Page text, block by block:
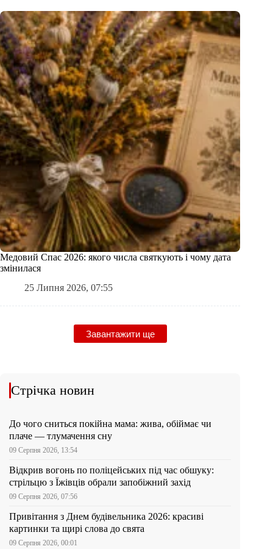
Медовий Спас 2026: якого числа святкують і чому дата
змінилася
25 Липня 2026, 07:55
Завантажити ще
Стрічка новин
До чого сниться покійна мама: жива, обіймає чи
плаче — тлумачення сну
09 Серпня 2026, 13:54
Відкрив вогонь по поліцейських під час обшуку:
стрільцю з Їжівців обрали запобіжний захід
09 Серпня 2026, 07:56
Привітання з Днем будівельника 2026: красиві
картинки та щирі слова до свята
09 Серпня 2026, 00:01